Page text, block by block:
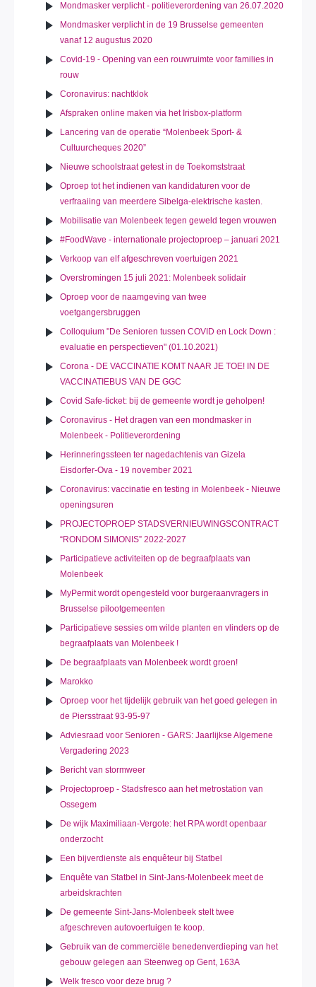
Mondmasker verplicht - politieverordening van 26.07.2020
Mondmasker verplicht in de 19 Brusselse gemeenten
vanaf 12 augustus 2020
Covid-19 - Opening van een rouwruimte voor families in
rouw
Coronavirus: nachtklok
Afspraken online maken via het Irisbox-platform
Lancering van de operatie “Molenbeek Sport- &
Cultuurcheques 2020”
Nieuwe schoolstraat getest in de Toekomststraat
Oproep tot het indienen van kandidaturen voor de
verfraaiing van meerdere Sibelga-elektrische kasten.
Mobilisatie van Molenbeek tegen geweld tegen vrouwen
#FoodWave - internationale projectoproep – januari 2021
Verkoop van elf afgeschreven voertuigen 2021
Overstromingen 15 juli 2021: Molenbeek solidair
Oproep voor de naamgeving van twee
voetgangersbruggen
Colloquium "De Senioren tussen COVID en Lock Down :
evaluatie en perspectieven" (01.10.2021)
Corona - DE VACCINATIE KOMT NAAR JE TOE! IN DE
VACCINATIEBUS VAN DE GGC
Covid Safe-ticket: bij de gemeente wordt je geholpen!
Coronavirus - Het dragen van een mondmasker in
Molenbeek - Politieverordening
Herinneringssteen ter nagedachtenis van Gizela
Eisdorfer-Ova - 19 november 2021
Coronavirus: vaccinatie en testing in Molenbeek - Nieuwe
openingsuren
PROJECTOPROEP STADSVERNIEUWINGSCONTRACT
“RONDOM SIMONIS” 2022-2027
Participatieve activiteiten op de begraafplaats van
Molenbeek
MyPermit wordt opengesteld voor burgeraanvragers in
Brusselse pilootgemeenten
Participatieve sessies om wilde planten en vlinders op de
begraafplaats van Molenbeek !
De begraafplaats van Molenbeek wordt groen!
Marokko
Oproep voor het tijdelijk gebruik van het goed gelegen in
de Piersstraat 93-95-97
Adviesraad voor Senioren - GARS: Jaarlijkse Algemene
Vergadering 2023
Bericht van stormweer
Projectoproep - Stadsfresco aan het metrostation van
Ossegem
De wijk Maximiliaan-Vergote: het RPA wordt openbaar
onderzocht
Een bijverdienste als enquêteur bij Statbel
Enquête van Statbel in Sint-Jans-Molenbeek meet de
arbeidskrachten
De gemeente Sint-Jans-Molenbeek stelt twee
afgeschreven autovoertuigen te koop.
Gebruik van de commerciële benedenverdieping van het
gebouw gelegen aan Steenweg op Gent, 163A
Welk fresco voor deze brug ?